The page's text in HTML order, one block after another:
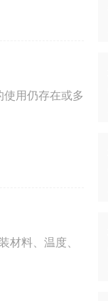
用仍存在或多
料、温度、